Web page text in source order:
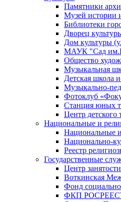
Памятники
Музей истории
Библиотеки
Дворец
Дом культуры
МАУК "Сад
Общество
Музыкальная
Детская школа
Музыкально-
Фотоклуб
Станция юных
Центр детского
Национальные и
Национальные
Национально-
Реестр
Государственные
Центр
Воткинская
Фонд
ФКП